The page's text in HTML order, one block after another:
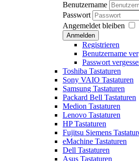
Benutzername
Passwort
Angemeldet bleiben
Anmelden
Registrieren
Benutzername
Passwort
Toshiba Tastaturen
Sony VAIO Tastaturen
Samsung Tastaturen
Packard Bell Tastaturen
Medion Tastaturen
Lenovo Tastaturen
HP Tastaturen
Fujitsu Siemens
eMachine Tastaturen
Dell Tastaturen
Asus Tastaturen